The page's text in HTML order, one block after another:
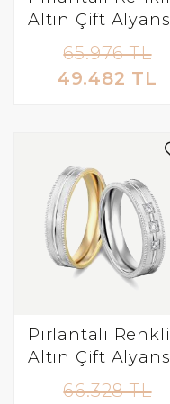
Altın Çift Alyans
65.976 TL
49.482 TL
Pırlantalı Renkli
Altın Çift Alyans
66.328 TL